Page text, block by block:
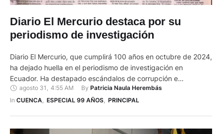
Diario El Mercurio destaca por su
periodismo de investigación
Diario El Mercurio, que cumplirá 100 años en octubre de 2024,
ha dejado huella en el periodismo de investigación en
Ecuador. Ha destapado escándalos de corrupción e
irregularidades en contratos de entidades públicas, que en
algunos casos derivaron en la renuncia de altos funcionarios.
agosto 31 4:55 AM By Patricia Naula Herembás
In CUENCA, ESPECIAL 99 AÑOS, PRINCIPAL